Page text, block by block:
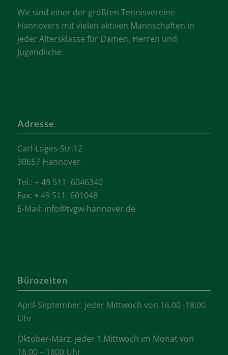
Wir sind einer der größten Tennisvereine
Hannovers mit vielen aktiven Mannschaften in
jeder Altersklasse für Damen, Herren und
Jugendliche.
Adresse
Carl-Loges-Str.12
30657 Hannover
Tel.: + 49 511- 6046340
Fax: + 49 511- 601048
E-Mail: info@tvgw-hannover.de
Bürozeiten
April-September: jeder Mittwoch von 16.00 -18:00
Uhr
Oktober-März: jeder 1.Mittwoch im Monat von
16.00 – 1800 Uhr